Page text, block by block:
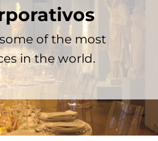
of the most
in the world.